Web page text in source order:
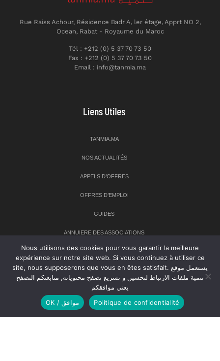
Rue Raiss Achour, Résidence Badr A, ler étage, Apprt NO 2,
Ocean, Rabat - Royaume du Maroc
Tél : +212 (0) 5 37 70 73 50
Fax : +212 (0) 5 37 70 73 50
Email : info@tanmia.ma
Liens Utiles
TANMIA.MA
NOS ACTUALITÉS
APPELS D’OFFRES
OFFRES D’EMPLOI
GUIDES
ANNUIERE DES ASSOCIATIONS
Newsletter
Inscrivez-vous à notre newsletter pour recevoir les dernières
nouvelles sur TANMIA
Nous utilisons des cookies pour vous garantir la meilleure
expérience sur notre site web. Si vous continuez à utiliser ce
site, nous supposerons que vous en êtes satisfait. يستعمل موقع
تنمية ملفات الارتباط لتحسين و تسريع تصفح محتوياته, متابعتكم التصفح
يعني موافقكم
OK / موافق
Politique de confidentialité